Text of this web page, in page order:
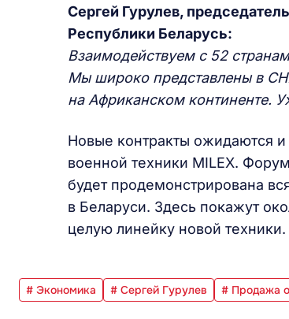
Сергей Гурулев,
Республики Беларусь:
Взаимодействуем с 52
Мы широко представлены в
на Африканском континенте.
Новые контракты ожидаются
военной техники MILEX.
будет продемонстрирована
в Беларуси. Здесь покажут
целую линейку новой техники.
# Экономика # Сергей Гурулев # Продажа